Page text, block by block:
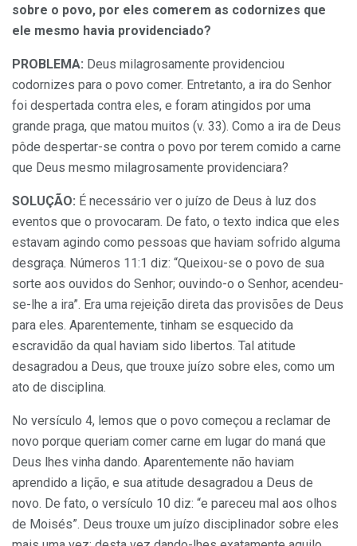
sobre o povo, por eles comerem as codornizes que
ele mesmo havia providenciado?
PROBLEMA: Deus milagrosamente providenciou
codornizes para o povo comer. Entretanto, a ira do Senhor
foi despertada contra eles, e foram atingidos por uma
grande praga, que matou muitos (v. 33). Como a ira de Deus
pôde despertar-se contra o povo por terem comido a carne
que Deus mesmo milagrosamente providenciara?
SOLUÇÃO: É necessário ver o juízo de Deus à luz dos
eventos que o provocaram. De fato, o texto indica que eles
estavam agindo como pessoas que haviam sofrido alguma
desgraça. Números 11:1 diz: “Queixou-se o povo de sua
sorte aos ouvidos do Senhor; ouvindo-o o Senhor, acendeu-
se-lhe a ira”. Era uma rejeição direta das provisões de Deus
para eles. Aparentemente, tinham se esquecido da
escravidão da qual haviam sido libertos. Tal atitude
desagradou a Deus, que trouxe juízo sobre eles, como um
ato de disciplina.
No versículo 4, lemos que o povo começou a reclamar de
novo porque queriam comer carne em lugar do maná que
Deus lhes vinha dando. Aparentemente não haviam
aprendido a lição, e sua atitude desagradou a Deus de
novo. De fato, o versículo 10 diz: “e pareceu mal aos olhos
de Moisés”. Deus trouxe um juízo disciplinador sobre eles